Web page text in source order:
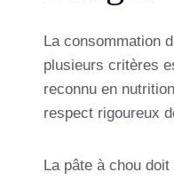
La consommation
plusieurs critères
reconnu en
respect rigoureux
La pâte à chou